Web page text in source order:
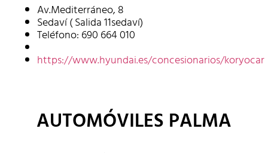
Av.Mediterráneo, 8
Sedaví ( Salida 11sedaví)
Teléfono: 690 664 010
https://www.hyundai.es/concesionarios/koryocar
AUTOMÓVILES PALMA